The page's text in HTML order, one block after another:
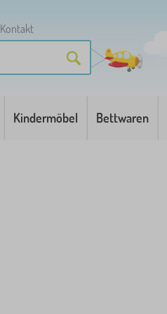
Kontakt
Kindermöbel Bettwaren